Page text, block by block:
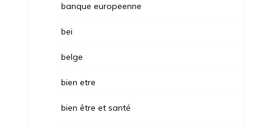
banque europeenne
bei
belge
bien etre
bien être et santé